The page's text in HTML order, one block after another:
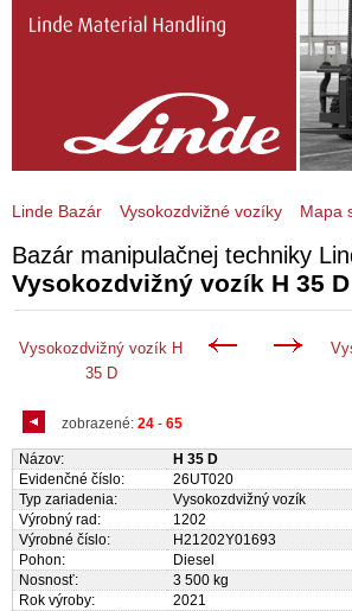
Bazár manipulačnej techniky
Vysokozdvižný vozík H 35 D
Vysokozdvižný vozík H
35 D
zobrazené: 24- 65
Názov:
H 35 D
Evidenčné číslo:
26UT020
Typ zariadenia:
Vysokozdvižný vozík
Výrobný rad:
1202
Výrobné číslo:
H21202Y01693
Pohon:
Diesel
Nosnosť:
3 500 kg
Rok výroby:
2021
Linde Bazár Vysokozdvižné vozíky Mapa